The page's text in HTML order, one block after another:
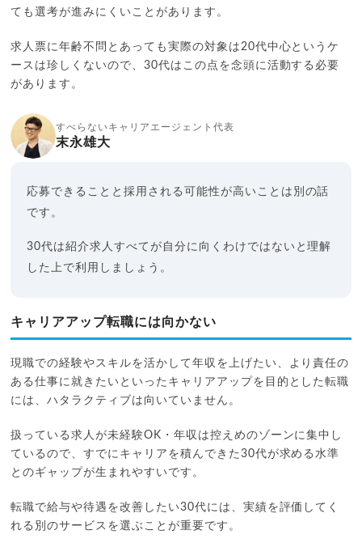
ても選考が進みにくいことがあります。
求人票に年齢不問とあっても実際の対象は20代中心というケ
ースは珍しくないので、30代はこの点を念頭に活動する必要
があります。
すべらないキャリアエージェント代表
末永雄大
応募できることと採用される可能性が高いことは別の話
です。
30代は紹介求人すべてが自分に向くわけではないと理解
した上で利用しましょう。
キャリアアップ転職には向かない
現職での経験やスキルを活かして年収を上げたい、より責任の
ある仕事に就きたいといったキャリアアップを目的とした転職
には、ハタラクティブは向いていません。
扱っている求人が未経験OK・年収は控えめのゾーンに集中し
ているので、すでにキャリアを積んできた30代が求める水準
とのギャップが生まれやすいです。
転職で給与や待遇を改善したい30代には、実績を評価してく
れる別のサービスを選ぶことが重要です。